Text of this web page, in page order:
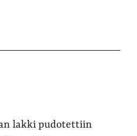
lakki pudotettiin